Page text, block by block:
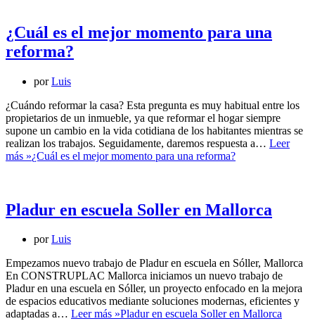
¿Cuál es el mejor momento para una
reforma?
porLuis
¿Cuándo reformar la casa? Esta pregunta es muy habitual entre los
propietarios de un inmueble, ya que reformar el hogar siempre
supone un cambio en la vida cotidiana de los habitantes mientras se
realizan los trabajos. Seguidamente, daremos respuesta a… Leer
más »¿Cuál es el mejor momento para una reforma?
Pladur en escuela Soller en Mallorca
porLuis
Empezamos nuevo trabajo de Pladur en escuela en Sóller, Mallorca
En CONSTRUPLAC Mallorca iniciamos un nuevo trabajo de
Pladur en una escuela en Sóller, un proyecto enfocado en la mejora
de espacios educativos mediante soluciones modernas, eficientes y
adaptadas a… Leer más »Pladur en escuela Soller en Mallorca